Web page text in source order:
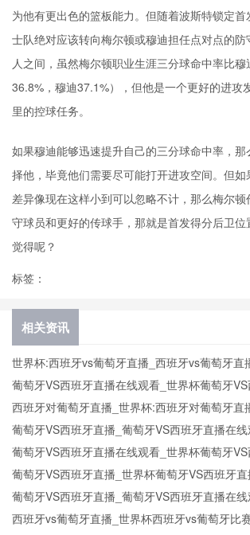
为他有更出色的篮板能力。但随着波斯特锁定首
士队绝对应该转向梅尔顿或穆迪担任点对点的
人之间，虽然梅尔顿职业生涯三分球命中率比
36.8%，穆迪37.1%），但他是一个更好的进攻
里的控球任务。
如果穆迪能够迅速提升自己的三分球命中率，
择他，毕竟他们需要尽可能打开进攻空间。但
差异像现在这样小到可以忽略不计，那么梅尔
守球员和更好的传球手，那就是首发得分后卫
觉得呢？
标签：
相关资讯
世界杯:西班牙vs葡萄牙直播_西班牙vs葡萄牙直
今日西班牙vs葡萄牙直播在线观看高清视频直播
葡萄牙VS西班牙直播在线观看_世界杯葡萄牙
VS西班牙比赛观看直达入口
西班牙对葡萄牙直播_世界杯:西班牙对葡萄牙直
界杯西班牙对葡萄牙直播在线观看高清无插件
葡萄牙VS西班牙直播_葡萄牙VS西班牙直播在
班牙实时全场直播入口
葡萄牙VS西班牙直播在线观看_世界杯葡萄牙
VS西班牙比赛观看直达入口
葡萄牙VS西班牙直播_世界杯葡萄牙VS西班牙
牙在线高清直播
葡萄牙VS西班牙直播_葡萄牙VS西班牙直播在
班牙实时全场直播入口
西班牙vs葡萄牙直播_世界杯西班牙vs葡萄牙比